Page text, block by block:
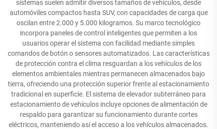
sistemas suelen admitir diversos tamaños de vehículos, desde
automóviles compactos hasta SUV, con capacidades de carga que
oscilan entre 2.000 y 5.000 kilogramos. Su marco tecnológico
incorpora paneles de control inteligentes que permiten a los
usuarios operar el sistema con facilidad mediante simples
comandos de botón o sensores automatizados. Las características
de protección contra el clima resguardan a los vehículos de los
elementos ambientales mientras permanecen almacenados bajo
tierra, ofreciendo una protección superior frente al estacionamiento
tradicional en superficie. El sistema de elevador subterráneo para
estacionamiento de vehículos incluye opciones de alimentación de
respaldo para garantizar su funcionamiento durante cortes
eléctricos, manteniendo así el acceso a los vehículos almacenados.